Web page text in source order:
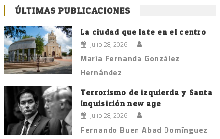
ÚLTIMAS PUBLICACIONES
La ciudad que late en el centro
julio 28, 2026
María Fernanda González
Hernández
Terrorismo de izquierda y Santa
Inquisición new age
julio 28, 2026
Fernando Buen Abad Domínguez